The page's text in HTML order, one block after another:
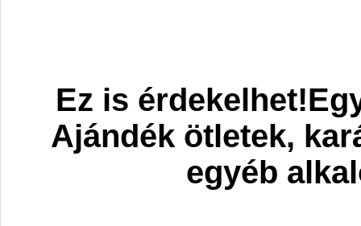
Ez is
Ajándék ötletek,
egyéb